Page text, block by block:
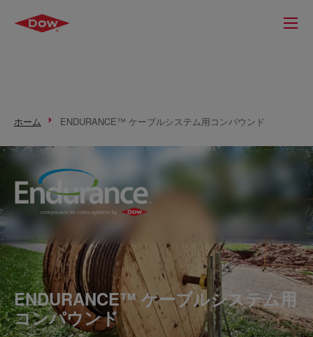
ホーム ENDURANCE™ ケーブルシステム用コンパウンド
ENDURANCE™ ケーブルシステム用
コンパウンド